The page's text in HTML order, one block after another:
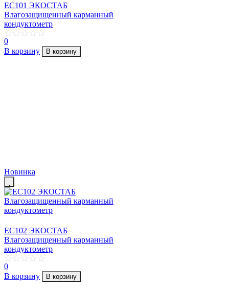
EC101 ЭКОСТАБ
Влагозащищенный карманный
кондуктометр
0
В корзину
В корзину
Новинка
EC102 ЭКОСТАБ
Влагозащищенный карманный
кондуктометр
0
В корзину
В корзину